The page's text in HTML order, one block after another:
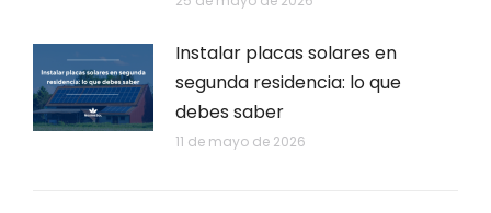
Instalar placas solares en
segunda residencia: lo que
debes saber
11 de mayo de 2026